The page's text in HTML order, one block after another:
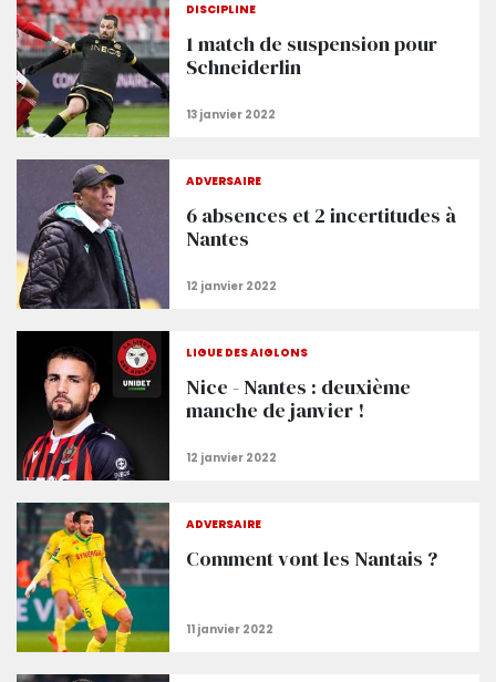
DISCIPLINE
1 match de suspension pour
Schneiderlin
ADVERSAIRE
6 absences et 2 incertitudes à
Nantes
LIGUE DES AIGLONS
Nice - Nantes : deuxième
manche de janvier !
ADVERSAIRE
Comment vont les Nantais ?